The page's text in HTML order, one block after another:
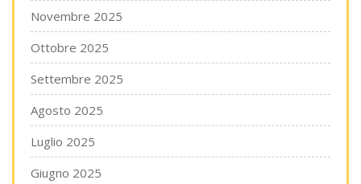
Novembre 2025
Ottobre 2025
Settembre 2025
Agosto 2025
Luglio 2025
Giugno 2025